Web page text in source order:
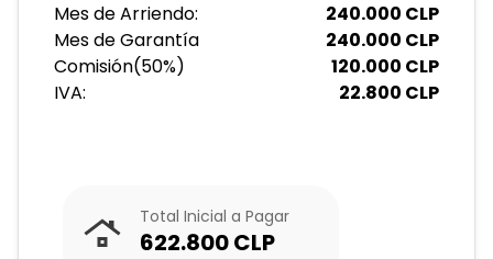
Mes de Arriendo: 240.000 CLP
Mes de Garantía
240.000 CLP
Comisión(50%) 120.000 CLP
IVA:
22.800 CLP
Total Inicial a Pagar
622.800CLP